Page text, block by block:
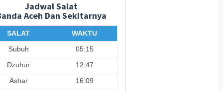
Jadwal Salat
Aceh Dan Sekitarnya
SALAT
WAKTU
Subuh
05:15
Dzuhur
12:47
Ashar
16:09